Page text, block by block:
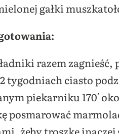
gałki
razem
tygodniach ciasto
piekarniku 170′
posmarować